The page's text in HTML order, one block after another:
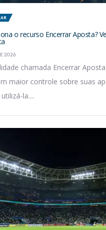
o recurso Encerrar Aposta?
2026
chamada Encerrar
maior controle sobre suas
la....